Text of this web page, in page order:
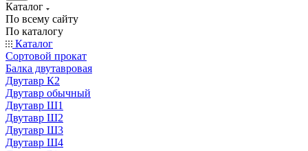
Каталог
По всему сайту
По каталогу
Каталог
Сортовой прокат
Балка двутавровая
Двутавр К2
Двутавр обычный
Двутавр Ш1
Двутавр Ш2
Двутавр Ш3
Двутавр Ш4